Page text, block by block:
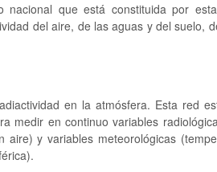
que está constituida por
del aire, de las aguas y del suelo,
en la atmósfera. Esta red
medir en continuo variables
y variables meteorológicas